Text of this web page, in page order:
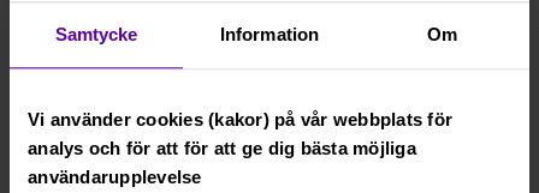
Samtycke Information Om
Vi använder cookies (kakor) på vår webbplats för
analys och för att för att ge dig bästa möjliga
användarupplevelse
varmt vatten i frysen. Byt ut vattnet när det
svalnat.
rent i frysen.
Tänk på att frysen ska vara helt torr innan du
sätter på den igen